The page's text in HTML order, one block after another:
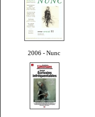
2006 - Nunc